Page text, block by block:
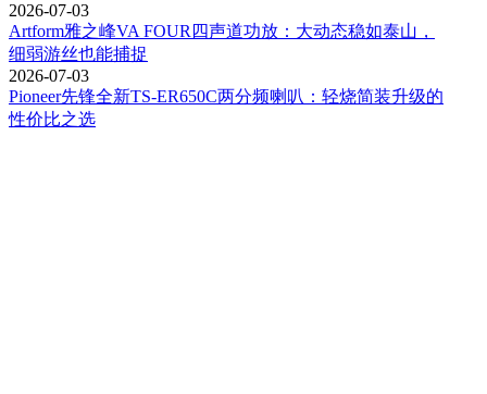
2026-07-03
Artform雅之峰VA FOUR四声道功放：大动态稳如泰山，
细弱游丝也能捕捉
2026-07-03
Pioneer先锋全新TS-ER650C两分频喇叭：轻烧简装升级的
性价比之选